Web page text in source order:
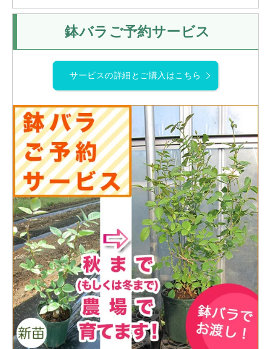
鉢バラご予約サービス
サービスの詳細とご購入はこちら